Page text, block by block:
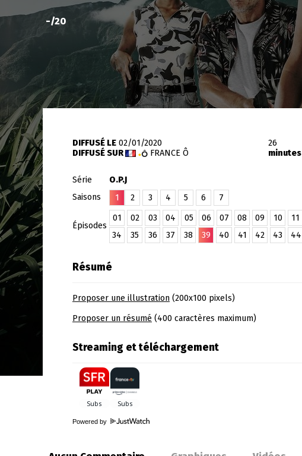
-/20
DIFFUSÉ LE 02/01/2020
DIFFUSÉ SUR
FRANCE Ô
26
minutes
Série
O.P.J
Saisons
1 2 3 4 5 6 7
Épisodes
01 02 03 04 05 06 07 08 09 10 11
34
35 36 37 38 39 40 41 42 43 44
Résumé
Proposer une illustration (200x100 pixels)
Proposer un résumé (400 caractères maximum)
Streaming et téléchargement
Powered by